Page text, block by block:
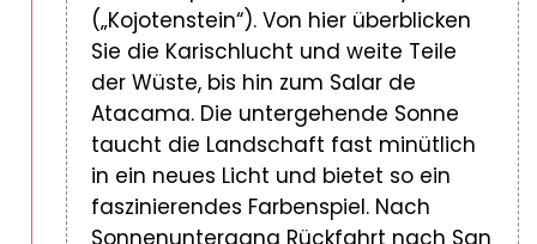
(„Kojotenstein“). Von hier überblicken
Sie die Karischlucht und weite Teile
der Wüste, bis hin zum Salar de
Atacama. Die untergehende Sonne
taucht die Landschaft fast minütlich
in ein neues Licht und bietet so ein
faszinierendes Farbenspiel. Nach
Sonnenuntergang Rückfahrt nach San